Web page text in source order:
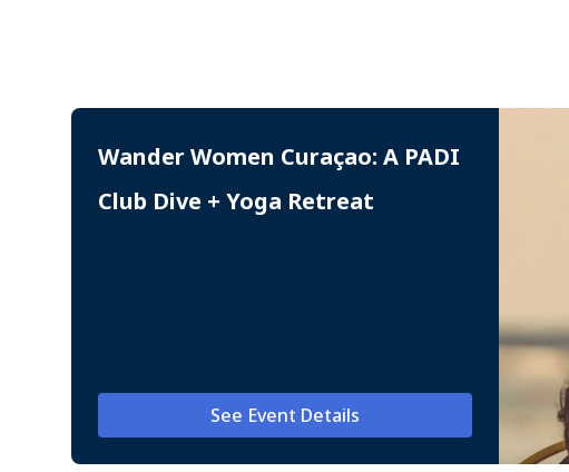
Wander Women Curaçao: A PADI
Club Dive + Yoga Retreat
See Event Details